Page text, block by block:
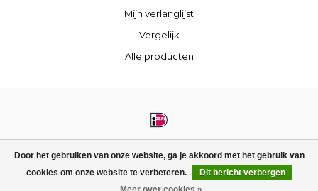
Door het gebruiken van onze website, ga je akkoord met het gebruik van
cookies om onze website te verbeteren.
Dit bericht verbergen
Mijn verlanglijst
Vergelijk
Alle producten
© Copyright 2026 STIJLdepartment - Powered byLightspeed- Theme by
Dyvelopment
FILTERS